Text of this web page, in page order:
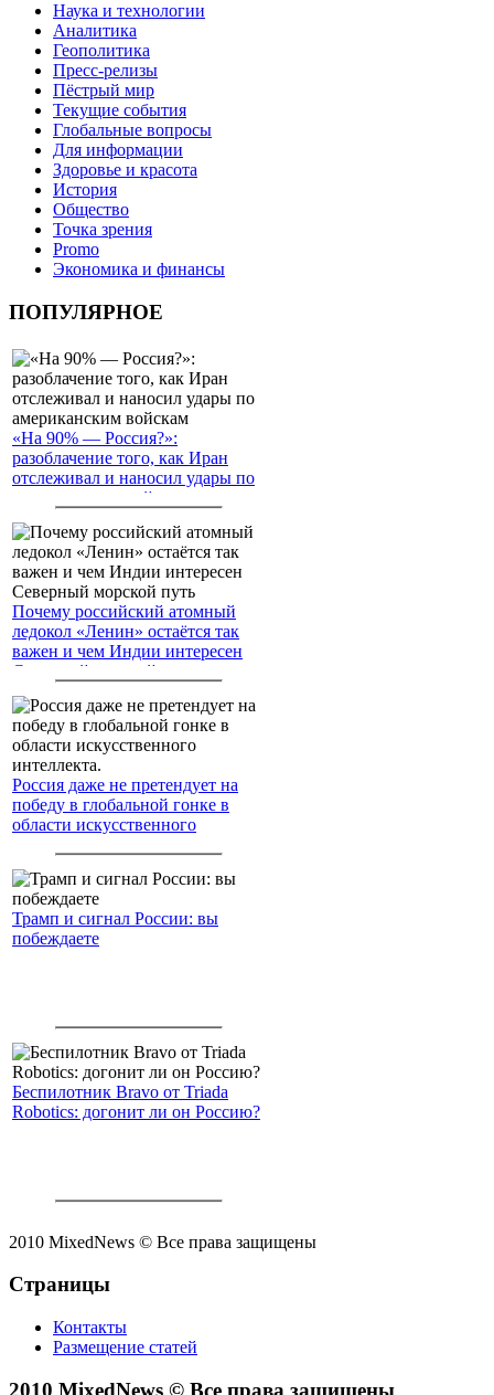
Наука и технологии
Аналитика
Геополитика
Пресс-релизы
Пёстрый мир
Текущие события
Глобальные вопросы
Для информации
Здоровье и красота
История
Общество
Точка зрения
Promo
Экономика и финансы
ПОПУЛЯРНОЕ
«На 90% — Россия?»:
разоблачение того, как Иран
отслеживал и наносил удары по
американским войскам
Почему российский атомный
ледокол «Ленин» остаётся так
важен и чем Индии интересен
Северный морской путь
Россия даже не претендует на
победу в глобальной гонке в
области искусственного
Трамп и сигнал России: вы
побеждаете
Беспилотник Bravo от Triada
Robotics: догонит ли он Россию?
2010 MixedNews © Все права защищены
Страницы
Контакты
Размещение статей
2010 MixedNews © Все права защищены